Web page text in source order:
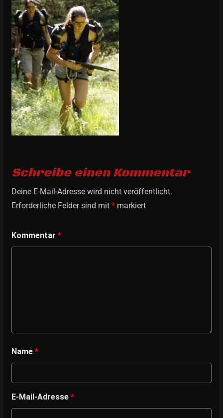
Schreibe einen Kommentar
Deine E-Mail-Adresse wird nicht veröffentlicht.
Erforderliche Felder sind mit *markiert
Kommentar *
Name *
E-Mail-Adresse *